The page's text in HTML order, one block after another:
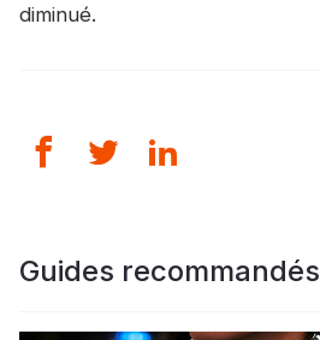
diminué.
Guides recommandés